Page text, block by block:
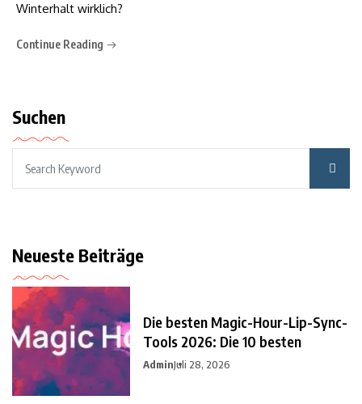
Winterhalt wirklich?
Continue Reading
Suchen
Neueste Beiträge
Die besten Magic-Hour-Lip-Sync-
Tools 2026: Die 10 besten
AdminJuli 28, 2026